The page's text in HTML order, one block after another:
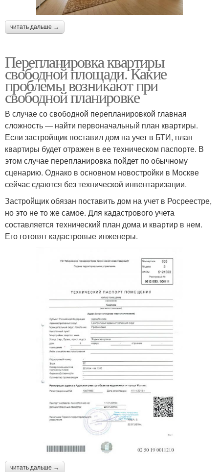
читать дальше →
Перепланировка квартиры
свободной площади. Какие
проблемы возникают при
свободной планировке
В случае со свободной перепланировкой главная
сложность — найти первоначальный план квартиры.
Если застройщик поставил дом на учет в БТИ, план
квартиры будет отражен в ее техническом паспорте. В
этом случае перепланировка пойдет по обычному
сценарию. Однако в основном новостройки в Москве
сейчас сдаются без технической инвентаризации.
Застройщик обязан поставить дом на учет в Росреестре,
но это не то же самое. Для кадастрового учета
составляется технический план дома и квартир в нем.
Его готовят кадастровые инженеры.
читать дальше →